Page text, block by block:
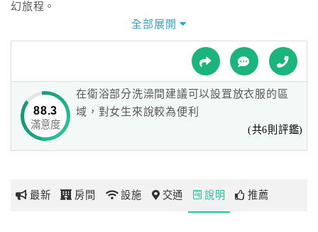
球
網
玩
幻旅程。
旅者可以在這裡，感受空間所傳遞的溫度，
在主題設計的文案與符號中獲得訊息，理解旅店的設計概念
旅行的意義，在於深刻感受每一次的停留、穿越現實到奇
幻，轉換旅者的心境與情緒。
伯達行旅的每個設計上，都是從「做一個好夢」開始。
全部展開
88.3
滿意度
在衛浴部分洗澡間建議可以設罝放衣服的區
域，對女生來說較為便利
(共6則評鑑)
最新 房間 設施 交通 說明 推薦